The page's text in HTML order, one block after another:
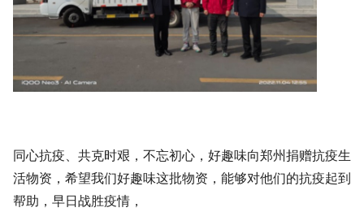
同心抗疫、共克时艰，不忘初心，好趣味向郑州捐赠抗疫生
活物资，希望我们好趣味这批物资，能够对他们的抗疫起到
帮助，早日战胜疫情，